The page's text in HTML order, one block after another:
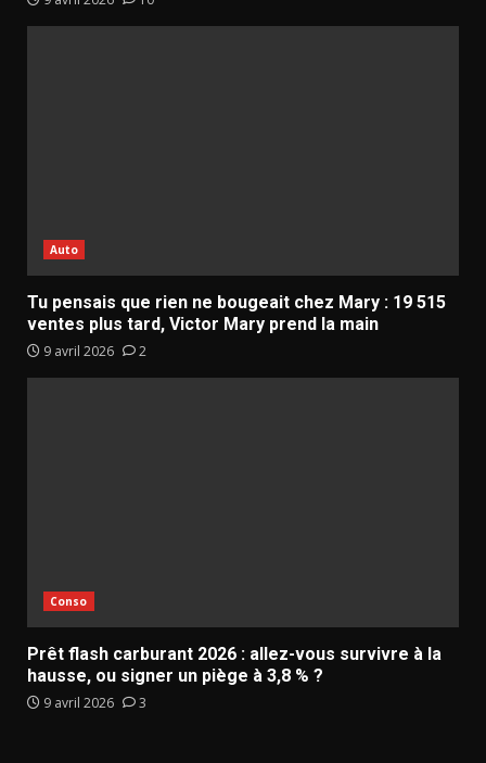
Auto
Tu pensais que rien ne bougeait chez Mary : 19 515
ventes plus tard, Victor Mary prend la main
9 avril 2026 2
Conso
Prêt flash carburant 2026 : allez-vous survivre à la
hausse, ou signer un piège à 3,8 % ?
9 avril 2026 3